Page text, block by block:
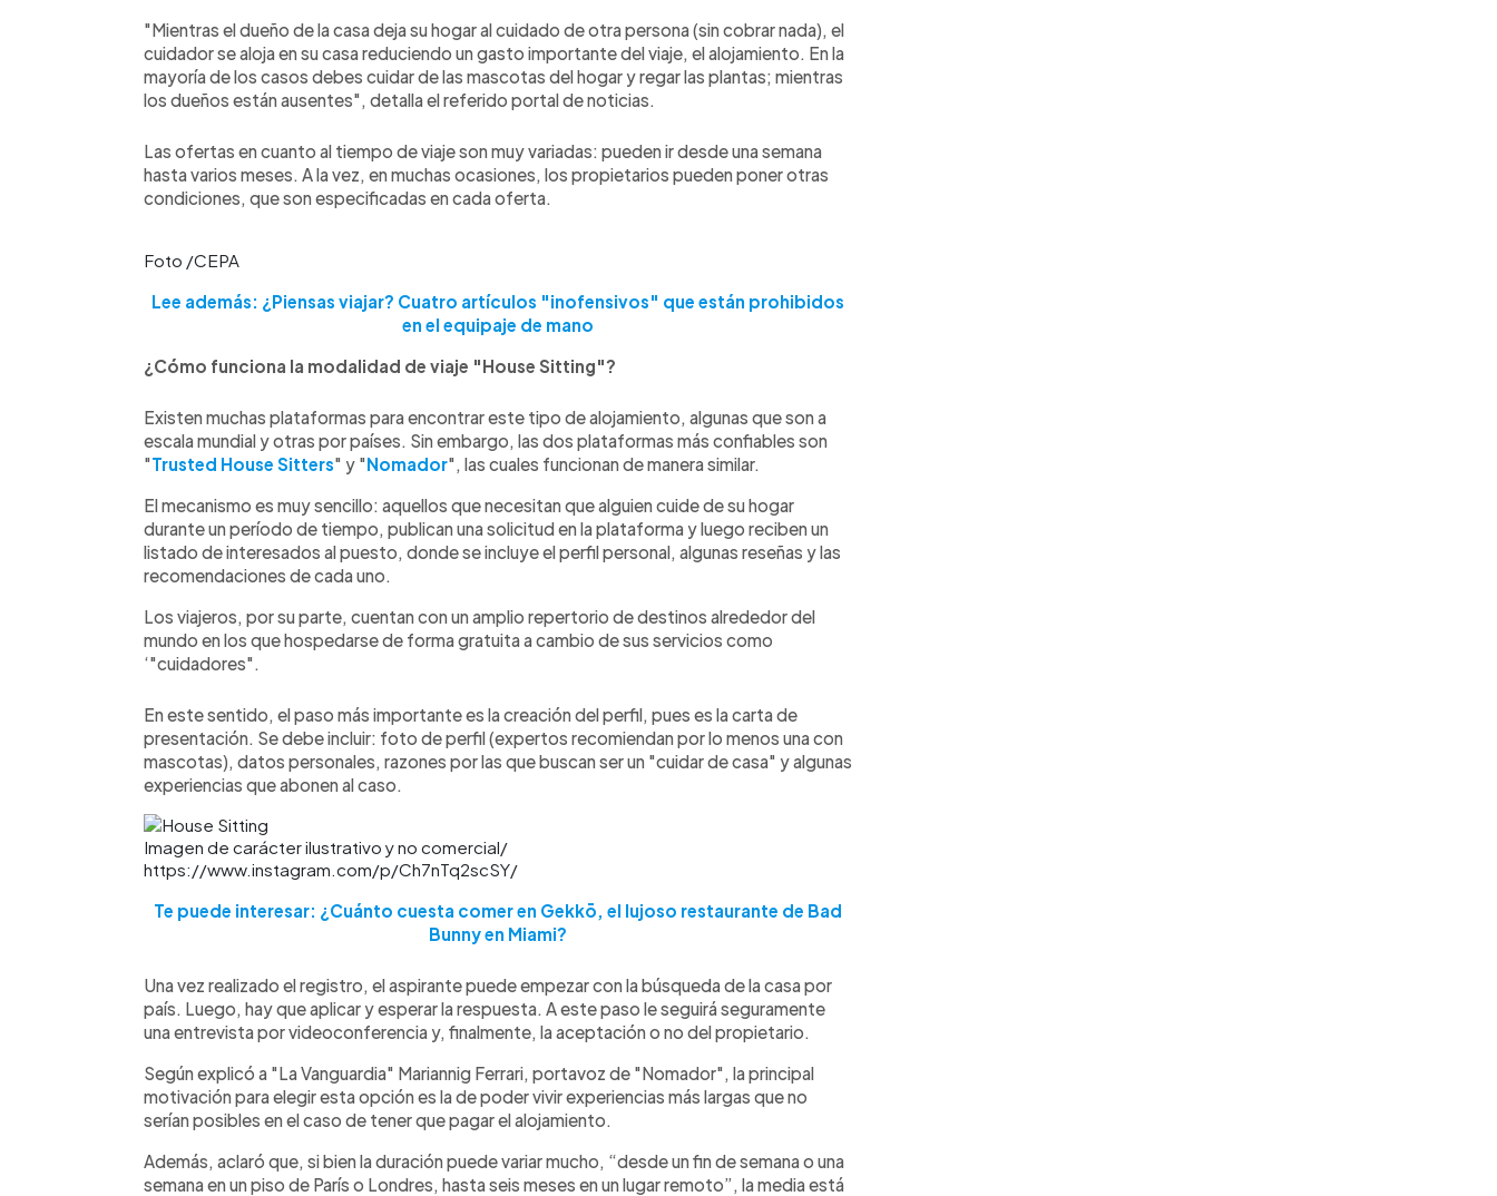
"Mientras el dueño de la casa deja su hogar al cuidado de otra persona (sin cobrar nada), el
cuidador se aloja en su casa reduciendo un gasto importante del viaje, el alojamiento. En la
mayoría de los casos debes cuidar de las mascotas del hogar y regar las plantas; mientras
los dueños están ausentes", detalla el referido portal de noticias.
Las ofertas en cuanto al tiempo de viaje son muy variadas: pueden ir desde una semana
hasta varios meses. A la vez, en muchas ocasiones, los propietarios pueden poner otras
condiciones, que son especificadas en cada oferta.
Foto /CEPA
Lee además: ¿Piensas viajar? Cuatro artículos "inofensivos" que están prohibidos
en el equipaje de mano
¿Cómo funciona la modalidad de viaje "House Sitting"?
Existen muchas plataformas para encontrar este tipo de alojamiento, algunas que son a
escala mundial y otras por países. Sin embargo, las dos plataformas más confiables son
"Trusted House Sitters" y "Nomador", las cuales funcionan de manera similar.
El mecanismo es muy sencillo: aquellos que necesitan que alguien cuide de su hogar
durante un período de tiempo, publican una solicitud en la plataforma y luego reciben un
listado de interesados al puesto, donde se incluye el perfil personal, algunas reseñas y las
recomendaciones de cada uno.
Los viajeros, por su parte, cuentan con un amplio repertorio de destinos alrededor del
mundo en los que hospedarse de forma gratuita a cambio de sus servicios como
‘"cuidadores".
En este sentido, el paso más importante es la creación del perfil, pues es la carta de
presentación. Se debe incluir: foto de perfil (expertos recomiendan por lo menos una con
mascotas), datos personales, razones por las que buscan ser un "cuidar de casa" y algunas
experiencias que abonen al caso.
Imagen de carácter ilustrativo y no comercial/
https://www.instagram.com/p/Ch7nTq2scSY/
Te puede interesar: ¿Cuánto cuesta comer en Gekkō, el lujoso restaurante de Bad
Bunny en Miami?
Una vez realizado el registro, el aspirante puede empezar con la búsqueda de la casa por
país. Luego, hay que aplicar y esperar la respuesta. A este paso le seguirá seguramente
una entrevista por videoconferencia y, finalmente, la aceptación o no del propietario.
Según explicó a "La Vanguardia" Mariannig Ferrari, portavoz de "Nomador", la principal
motivación para elegir esta opción es la de poder vivir experiencias más largas que no
serían posibles en el caso de tener que pagar el alojamiento.
Además, aclaró que, si bien la duración puede variar mucho, “desde un fin de semana o una
semana en un piso de París o Londres, hasta seis meses en un lugar remoto”, la media está